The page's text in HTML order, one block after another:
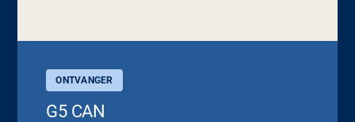
ONTVANGER
G5 CAN